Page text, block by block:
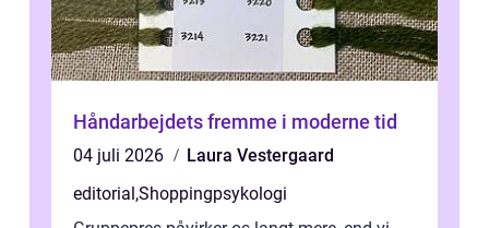
Håndarbejdets fremme i moderne tid
04 juli 2026
Laura Vestergaard
editorial,Shoppingpsykologi